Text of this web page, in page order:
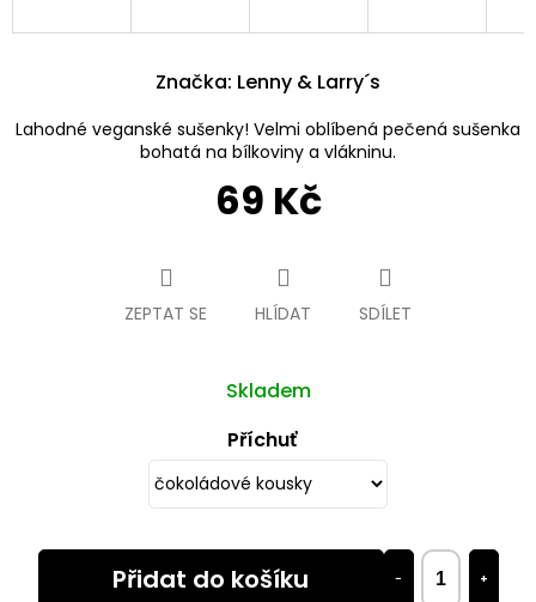
69 Kč
Skladem
Příchuť
+
−
Přidat do košíku
Lahodné veganské sušenky! Velmi oblíbená pečená sušenka
bohatá na bílkoviny a vlákninu.
ZEPTAT SE HLÍDAT SDÍLET
Značka: Lenny & Larry´s